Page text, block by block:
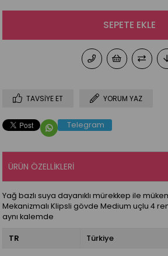
TAVSIYE ET YORUM YAZ
Telegram
ÜRÜN ÖZELLIKLERI
Yağ bazlı suya dayanıklı mürekkep ile
Mekanizmalı Klipsli gövde Medium uçlu 4
aynı kalemde
TR Türkiye